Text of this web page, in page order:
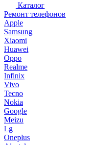
Каталог
Ремонт телефонов
Apple
Samsung
Xiaomi
Huawei
Oppo
Realme
Infinix
Vivo
Tecno
Nokia
Google
Meizu
Lg
Oneplus